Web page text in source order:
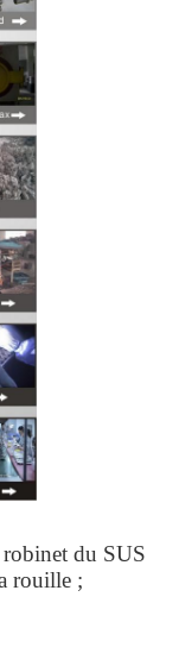
robinet du SUS
rouille ;